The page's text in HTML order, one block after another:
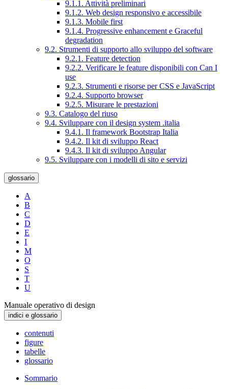
9.1.1. Attività preliminari
9.1.2. Web design responsivo e accessibile
9.1.3. Mobile first
9.1.4. Progressive enhancement e Graceful
degradation
9.2. Strumenti di supporto allo sviluppo del software
9.2.1. Feature detection
9.2.2. Verificare le feature disponibili con Can I
use
9.2.3. Strumenti e risorse per CSS e JavaScript
9.2.4. Supporto browser
9.2.5. Misurare le prestazioni
9.3. Catalogo del riuso
9.4. Sviluppare con il design system .italia
9.4.1. Il framework Bootstrap Italia
9.4.2. Il kit di sviluppo React
9.4.3. Il kit di sviluppo Angular
9.5. Sviluppare con i modelli di sito e servizi
glossario
A
B
C
D
E
I
M
O
S
T
U
Manuale operativo di design
indici e glossario
contenuti
figure
tabelle
glossario
Sommario